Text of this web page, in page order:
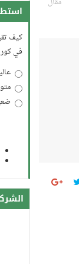
مقال
كيف
في